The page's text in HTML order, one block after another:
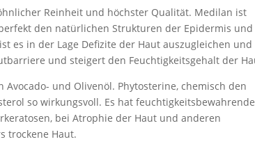
Reinheit und höchster Qualität. Medilan ist
den natürlichen Strukturen der Epidermis und
es in der Lage Defizite der Haut auszugleichen und
und steigert den Feuchtigkeitsgehalt der
und Olivenöl. Phytosterine, chemisch den
so wirkungsvoll. Es hat feuchtigkeitsbewahrende
bei Atrophie der Haut und anderen
trockene Haut.